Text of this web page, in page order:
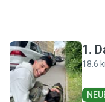
D
1.
18.6